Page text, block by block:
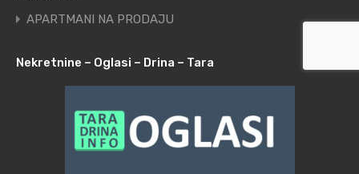
APARTMANI NA PRODAJU
Nekretnine – Oglasi – Drina – Tara